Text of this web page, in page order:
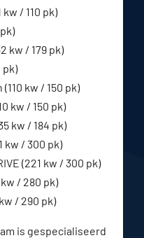
kw / 110 pk)
kw / 179 pk)
pk)
kw / 150 pk)
kw / 150 pk)
kw / 184 pk)
kw / 300 pk)
(221 kw / 300 pk)
/ 280 pk)
/ 290 pk)
is gespecialiseerd